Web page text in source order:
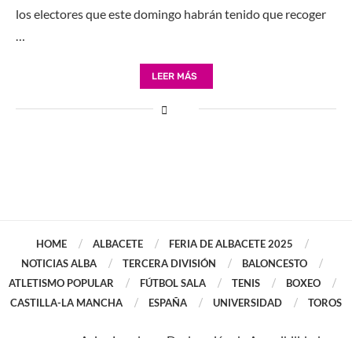
los electores que este domingo habrán tenido que recoger
LEER MÁS
HOME ALBACETE
FERIA DE ALBACETE 2025
NOTICIAS ALBA
TERCERA DIVISIÓN
BALONCESTO
ATLETISMO POPULAR
FÚTBOL SALA TENIS
BOXEO
CASTILLA-LA MANCHA
ESPAÑA UNIVERSIDAD TOROS